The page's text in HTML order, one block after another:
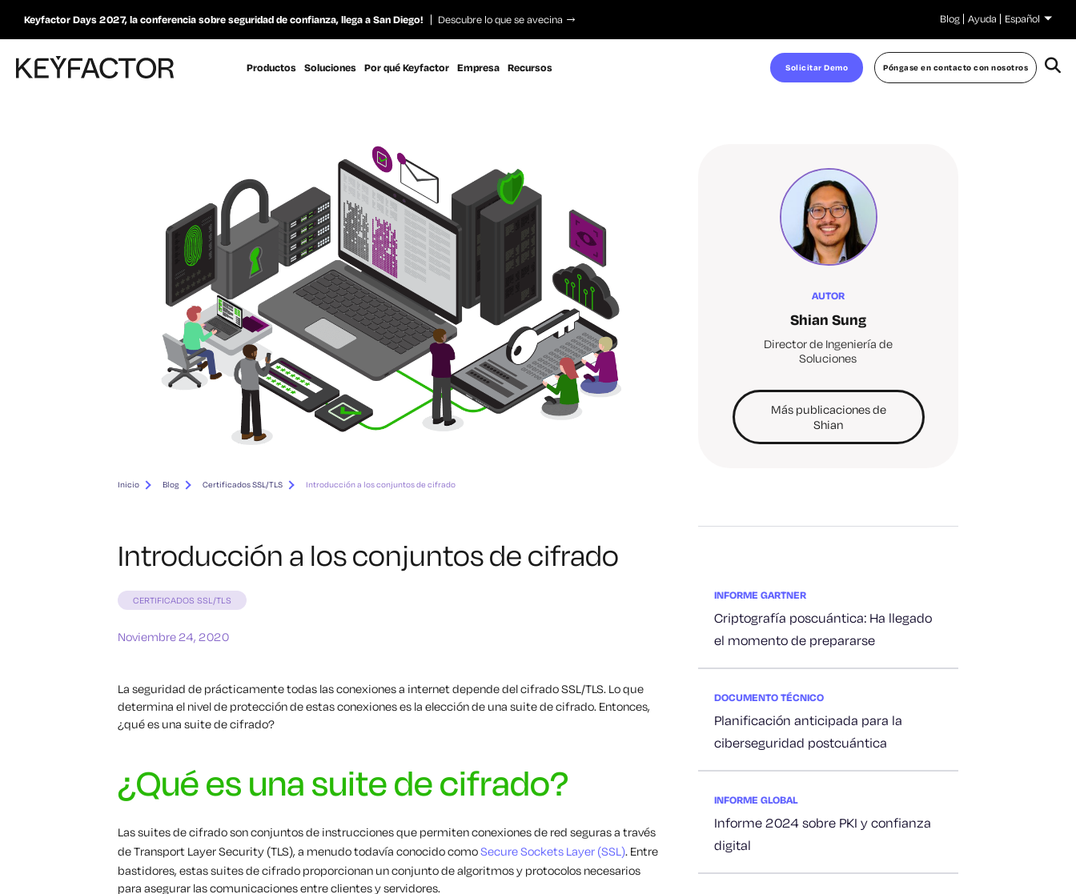
Keyfactor Days 2027, la conferencia sobre seguridad de confianza, llega a San Diego! Descubre lo que se avecina Blog Ayuda Español
Productos Soluciones Por qué Keyfactor Empresa Recursos Solicitar Demo Póngase en contacto con nosotros
Inicio Blog Certificados SSL/TLS Introducción a los conjuntos de cifrado
Introducción a los conjuntos de cifrado
CERTIFICADOS SSL/TLS
Noviembre 24, 2020
La seguridad de prácticamente todas las conexiones a internet depende del cifrado SSL/TLS. Lo que
determina el nivel de protección de estas conexiones es la elección de una suite de cifrado. Entonces,
¿qué es una suite de cifrado?
¿Qué es una suite de cifrado?
Las suites de cifrado son conjuntos de instrucciones que permiten conexiones de red seguras a través
de Transport Layer Security (TLS), a menudo todavía conocido comoSecure Sockets Layer (SSL). Entre
bastidores, estas suites de cifrado proporcionan un conjunto de algoritmos y protocolos necesarios
para asegurar las comunicaciones entre clientes y servidores.
AUTOR
Shian Sung
Director de Ingeniería de
Soluciones
Más publicaciones de
Shian
INFORME GARTNER
Criptografía poscuántica: Ha llegado
el momento de prepararse
DOCUMENTO TÉCNICO
Planificación anticipada para la
ciberseguridad postcuántica
INFORME GLOBAL
Informe 2024 sobre PKI y confianza
digital